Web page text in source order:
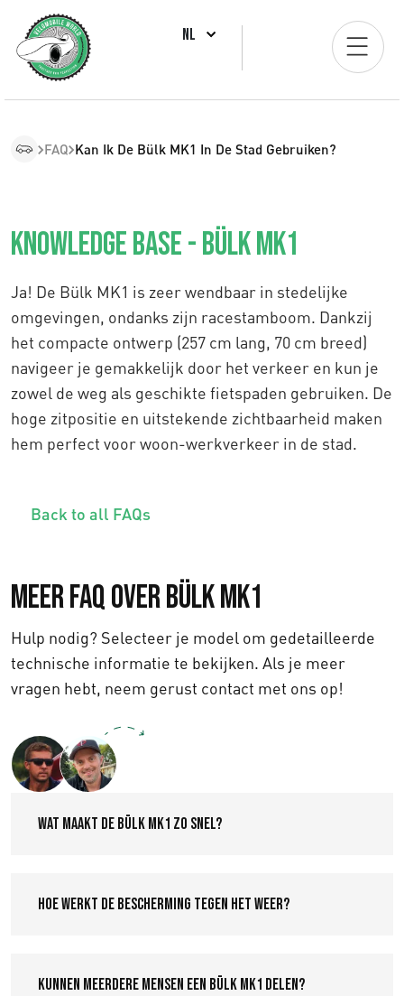
NL
FAQ Kan Ik De Bülk MK1 In De Stad Gebruiken?
Knowledge Base - Bülk MK1
Ja! De Bülk MK1 is zeer wendbaar in stedelijke
omgevingen, ondanks zijn racestamboom. Dankzij
het compacte ontwerp (257 cm lang, 70 cm breed)
navigeer je gemakkelijk door het verkeer en kun je
zowel de weg als geschikte fietspaden gebruiken. De
hoge zitpositie en uitstekende zichtbaarheid maken
hem perfect voor woon-werkverkeer in de stad.
Back to all FAQs
Meer FAQ over Bülk MK1
Hulp nodig? Selecteer je model om gedetailleerde
technische informatie te bekijken. Als je meer
vragen hebt, neem gerust contact met ons op!
Wat maakt de Bülk MK1 zo snel?
Hoe werkt de bescherming tegen het weer?
Kunnen meerdere mensen een Bülk MK1 delen?